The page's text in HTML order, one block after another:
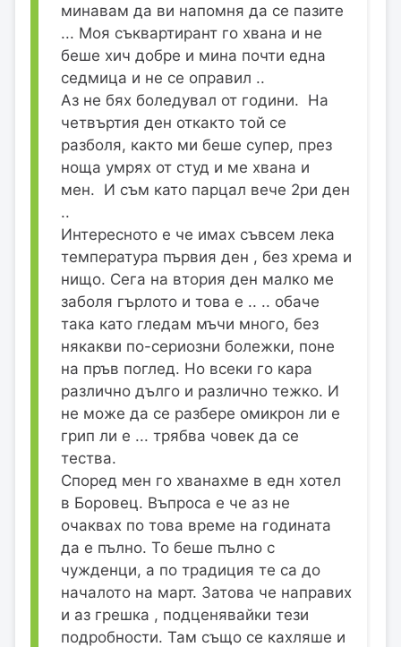
минавам да ви напомня да се пазите
... Моя съквартирант го хвана и не
беше хич добре и мина почти една
седмица и не се оправил ..
Аз не бях боледувал от години. На
четвъртия ден откакто той се
разболя, както ми беше супер, през
ноща умрях от студ и ме хвана и
мен. И съм като парцал вече 2ри ден
..
Интересното е че имах съвсем лека
температура първия ден , без хрема и
нищо. Сега на втория ден малко ме
заболя гърлото и това е .. .. обаче
така като гледам мъчи много, без
някакви по-сериозни болежки, поне
на пръв поглед. Но всеки го кара
различно дълго и различно тежко. И
не може да се разбере омикрон ли е
грип ли е ... трябва човек да се
тества.
Според мен го хванахме в едн хотел
в Боровец. Въпроса е че аз не
очаквах по това време на годината
да е пълно. То беше пълно с
чужденци, а по традиция те са до
началото на март. Затова че направих
и аз грешка , подценявайки тези
подробности. Там също се кахляше и